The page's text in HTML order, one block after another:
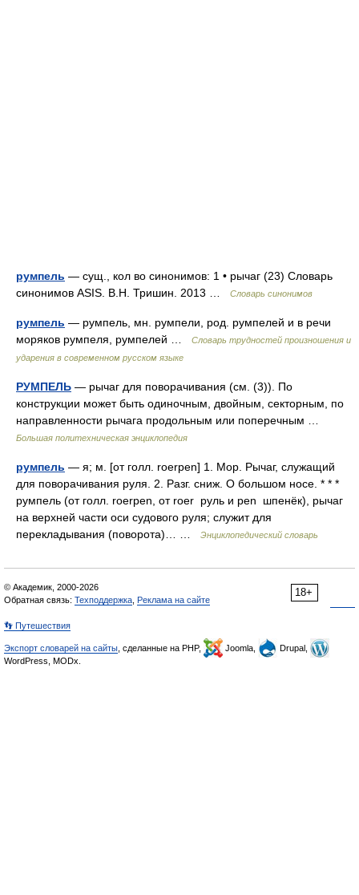
румпель — сущ., кол во синонимов: 1 • рычаг (23) Словарь
синонимов ASIS. В.Н. Тришин. 2013 …
Словарь синонимов
румпель — румпель, мн. румпели, род. румпелей и в речи
моряков румпеля, румпелей …
Словарь трудностей произношения и
ударения в современном русском языке
РУМПЕЛЬ — рычаг для поворачивания (см. (3)). По
конструкции может быть одиночным, двойным, секторным, по
направленности рычага продольным или поперечным …
Большая политехническая энциклопедия
румпель — я; м. [от голл. roerpen] 1. Мор. Рычаг, служащий
для поворачивания руля. 2. Разг. сниж. О большом носе. * * *
румпель (от голл. roerpen, от roer руль и pen шпенёк), рычаг
на верхней части оси судового руля; служит для
перекладывания (поворота)… …
Энциклопедический словарь
18+
© Академик, 2000-2026
Обратная связь: Техподдержка Реклама на сайте
👣 Путешествия
Экспорт словарей на сайты , сделанные на PHP, Joomla,
Drupal,
WordPress, MODx.